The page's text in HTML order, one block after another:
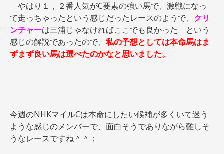
やはり１，２番人気がC要素の強い馬で、激戦になっ
て走っちゃったという感じだったレースのようで、 クリ
ンチャーは三浦じゃなければここでも良かった という
感じの解説であったので、 私の予想としては本命馬はま
ずまず良い馬は選べたのかなと思いました。
今週のNHKマイルCは本命にしたい候補が多くいて迷う
ような感じのメンバーで、面白そうでありながら難しそ
うなレースですね＾＾；